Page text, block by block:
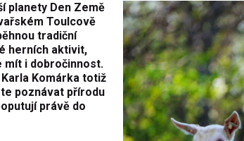
planety Den Země
Toulcově
tradiční
herních aktivit,
mít i dobročinnost.
Komárka totiž
poznávat přírodu
právě do